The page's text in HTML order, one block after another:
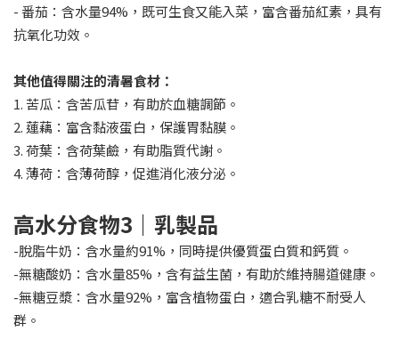
- 番茄：含水量94%，既可生食又能入菜，富含番茄紅素，具有
抗氧化功效。
其他值得關注的清暑食材：
1. 苦瓜：含苦瓜苷，有助於血糖調節。
2. 蓮藕：富含黏液蛋白，保護胃黏膜。
3. 荷葉：含荷葉鹼，有助脂質代謝。
4. 薄荷：含薄荷醇，促進消化液分泌。
高水分食物3｜乳製品
-脫脂牛奶：含水量約91%，同時提供優質蛋白質和鈣質。
-無糖酸奶：含水量85%，含有益生菌，有助於維持腸道健康。
-無糖豆漿：含水量92%，富含植物蛋白，適合乳糖不耐受人
群。